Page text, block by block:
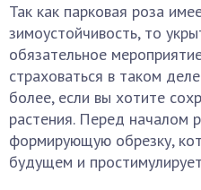
Так как парковая роза
зимоустойчивость, то
обязательное
страховаться в таком
более, если вы хотите
растения. Перед началом
формирующую обрезку,
будущем и